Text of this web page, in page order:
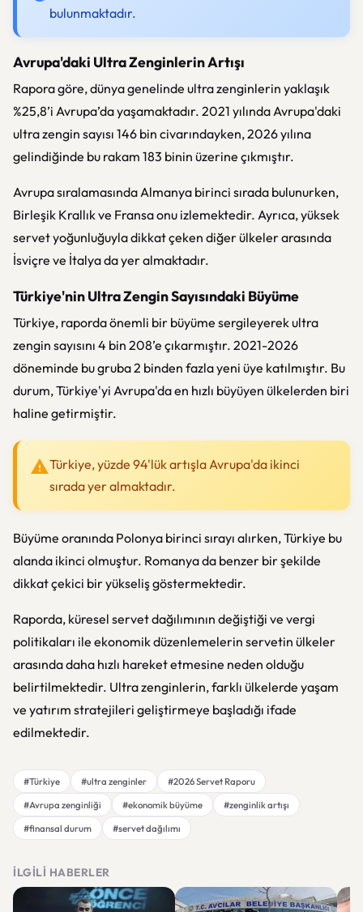
bulunmaktadır.
Avrupa'daki Ultra Zenginlerin Artışı
Rapora göre, dünya genelinde ultra zenginlerin yaklaşık
%25,8’i Avrupa’da yaşamaktadır. 2021 yılında Avrupa'daki
ultra zengin sayısı 146 bin civarındayken, 2026 yılına
gelindiğinde bu rakam 183 binin üzerine çıkmıştır.
Avrupa sıralamasında Almanya birinci sırada bulunurken,
Birleşik Krallık ve Fransa onu izlemektedir. Ayrıca, yüksek
servet yoğunluğuyla dikkat çeken diğer ülkeler arasında
İsviçre ve İtalya da yer almaktadır.
Türkiye'nin Ultra Zengin Sayısındaki Büyüme
Türkiye, raporda önemli bir büyüme sergileyerek ultra
zengin sayısını 4 bin 208’e çıkarmıştır. 2021-2026
döneminde bu gruba 2 binden fazla yeni üye katılmıştır. Bu
durum, Türkiye'yi Avrupa'da en hızlı büyüyen ülkelerden biri
haline getirmiştir.
Türkiye, yüzde 94'lük artışla Avrupa'da ikinci
sırada yer almaktadır.
Büyüme oranında Polonya birinci sırayı alırken, Türkiye bu
alanda ikinci olmuştur. Romanya da benzer bir şekilde
dikkat çekici bir yükseliş göstermektedir.
Raporda, küresel servet dağılımının değiştiği ve vergi
politikaları ile ekonomik düzenlemelerin servetin ülkeler
arasında daha hızlı hareket etmesine neden olduğu
belirtilmektedir. Ultra zenginlerin, farklı ülkelerde yaşam
ve yatırım stratejileri geliştirmeye başladığı ifade
edilmektedir.
#Türkiye #ultra zenginler
#2026 Servet Raporu
#Avrupa zenginliği
#ekonomik büyüme
#zenginlik artışı
#finansal durum
#servet dağılımı
İLGILI HABERLER